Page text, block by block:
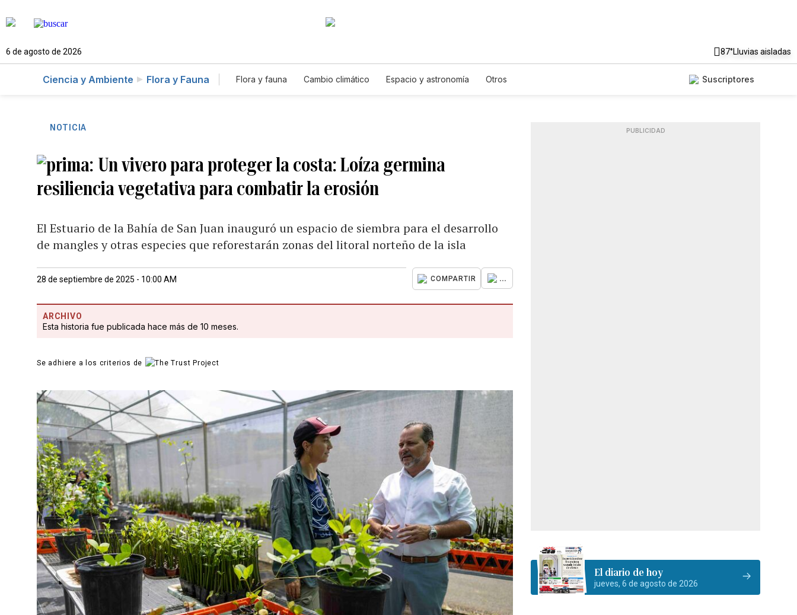
6 de agosto de 2026 87°Lluvias aisladas
Ciencia y Ambiente Flora y Fauna Flora y fauna Cambio climático Espacio y astronomía Otros Suscriptores
NOTICIA
Un vivero para proteger la costa: Loíza germina
resiliencia vegetativa para combatir la erosión
El Estuario de la Bahía de San Juan inauguró un espacio de siembra para el desarrollo
de mangles y otras especies que reforestarán zonas del litoral norteño de la isla
28 de septiembre de 2025 - 10:00 AM COMPARTIR ...
ARCHIVO
Esta historia fue publicada hace más de 10 meses.
Se adhiere a los criterios de
PUBLICIDAD
El diario de hoy
jueves, 6 de agosto de 2026